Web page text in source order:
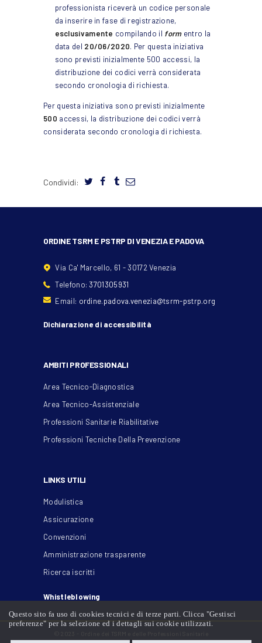
professionista riceverà un codice personale
da inserire in fase di registrazione,
esclusivamente compilando il formentro la
data del 20/06/2020. Per questa iniziativa
sono previsti inizialmente 500 accessi, la
distribuzione dei codici verrà considerata
secondo cronologia di richiesta.
Per questa iniziativa sono previsti inizialmente
500 accessi, la distribuzione dei codici verrà
considerata secondo cronologia di richiesta.
Condividi:
ORDINE TSRM E PSTRP DI VENEZIA E PADOVA
Via Ca' Marcello, 61 - 30172 Venezia
Telefono:3701305931
Email: ordine.padova.venezia@tsrm-pstrp.org
Dichiarazione di accessibilità
AMBITI PROFESSIONALI
Area Tecnico-Diagnostica
Area Tecnico-Assistenziale
Professioni Sanitarie Riabilitative
Professioni Tecniche Della Prevenzione
LINKS UTILI
Modulistica
Assicurazione
Convenzioni
Amministrazione trasparente
Ricerca iscritti
Whistleblowing
Questo sito fa uso di cookies tecnici e di terze parti. Clicca "Gestisci
preferenze" per la selezione ed i dettagli sui cookie utilizzati.